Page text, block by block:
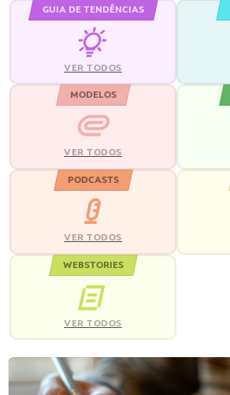
GUIA DE TENDÊNCIAS
VER TODOS
MODELOS
VER TODOS
PODCASTS
VER TODOS
WEBSTORIES
VER TODOS